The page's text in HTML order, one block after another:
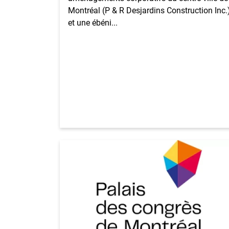
Montréal (P & R Desjardins Construction
et une ébéni...